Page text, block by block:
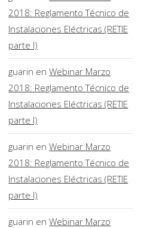
2018: Reglamento Técnico de
Instalaciones Eléctricas (RETIE
parte I)
guarin enWebinar Marzo
2018: Reglamento Técnico de
Instalaciones Eléctricas (RETIE
parte I)
guarin enWebinar Marzo
2018: Reglamento Técnico de
Instalaciones Eléctricas (RETIE
parte I)
guarin enWebinar Marzo